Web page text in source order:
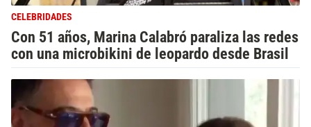
CELEBRIDADES
Con 51 años, Marina Calabró paraliza las redes
con una microbikini de leopardo desde Brasil